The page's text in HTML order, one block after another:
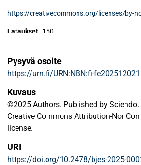
https://creativecommons.org/licenses/by-
Lataukset 150
Pysyvä osoite
https://urn.fi/URN:NBN:fi-
Kuvaus
©2025 Authors. Published by
Creative Commons Attribution-
license.
URI
https://doi.org/10.2478/bjes-2025-